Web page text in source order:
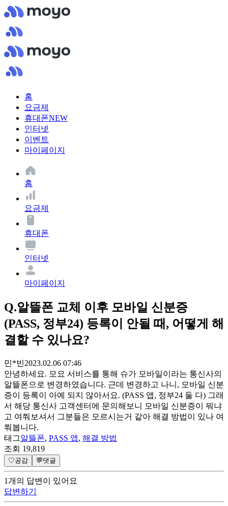
홈
요금제
휴대폰NEW
인터넷
이벤트
마이페이지
홈
요금제
휴대폰
인터넷
마이페이지
Q.알뜰폰 교체 이후 모바일 신분증
(PASS, 정부24) 등록이 안될 때, 어떻게 해
결할 수 있나요?
민*빈2023.02.06 07:46
안녕하세요. 모요 서비스를 통해 슈가 모바일이라는 통신사의
알뜰폰으로 변경하였습니다. 근데 변경하고 나니, 모바일 신분
증이 등록이 아예 되지 않아서요. (PASS 앱, 정부24 둘 다) 그래
서 해당 통신사 고객센터에 문의해보니 모바일 신분증이 뭐냐
고 여쭤보셔서 그분들은 모르시는거 같아 해결 방법이 있나 여
쭤봅니다.
태그알뜰폰, PASS 앱, 해결 방법
조회 19,819
♡공감 💬댓글
1개 의 답변이 있어요
답변하기